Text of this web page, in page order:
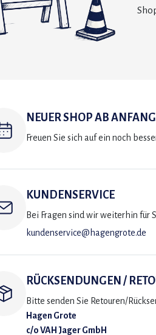
NEUER SHOP AB
Freuen Sie sich auf ein noch
KUNDENSERVICE
Bei Fragen sind wir weiterhin für
kundenservice@hagengrote.de
RÜCKSENDUNGEN /
Bitte senden Sie Retouren/
Hagen Grote
c/o VAH Jager GmbH